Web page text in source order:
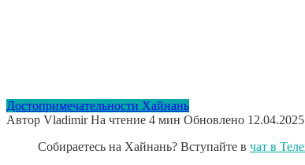
Достопримечательности Хайнань
Автор Vladimir На чтение 4 мин Обновлено 12.04.2025
Собираетесь на Хайнань? Вступайте в чат в